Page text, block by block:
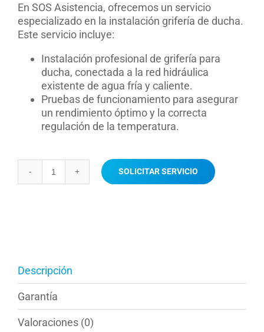
En SOS Asistencia, ofrecemos un servicio
especializado en la instalación grifería de ducha.
Este servicio incluye:
Instalación profesional de grifería para
ducha, conectada a la red hidráulica
existente de agua fría y caliente.
Pruebas de funcionamiento para asegurar
un rendimiento óptimo y la correcta
regulación de la temperatura.
Instalación
SOLICITAR SERVICIO
Descripción
Garantía
Valoraciones (0)